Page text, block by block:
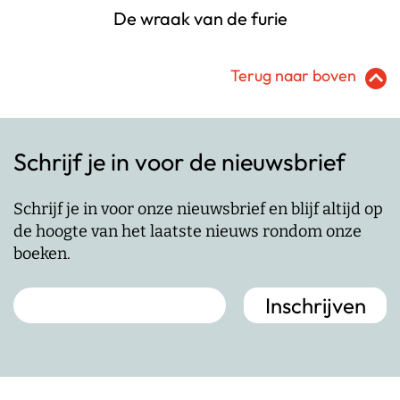
De wraak van de furie
Terug naar boven
Schrijf je in voor de nieuwsbrief
Schrijf je in voor onze nieuwsbrief en blijf altijd op
de hoogte van het laatste nieuws rondom onze
boeken.